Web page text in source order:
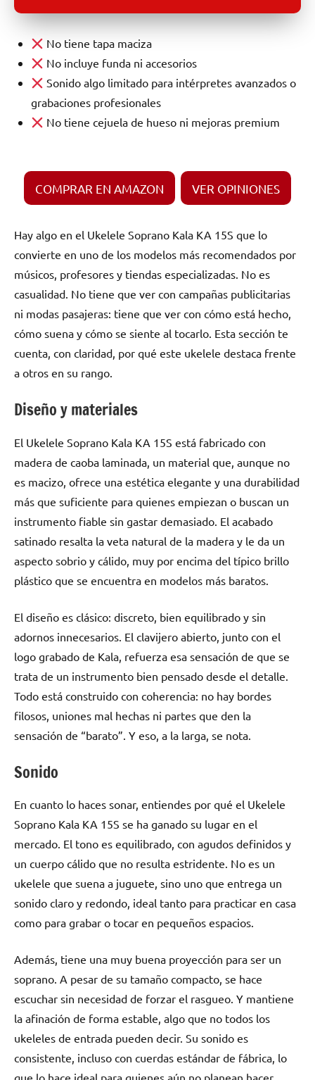
No tiene tapa maciza
No incluye funda ni accesorios
Sonido algo limitado para intérpretes avanzados o
grabaciones profesionales
No tiene cejuela de hueso ni mejoras premium
COMPRAR EN AMAZON VER OPINIONES
Hay algo en el Ukelele Soprano Kala KA 15S que lo
convierte en uno de los modelos más recomendados por
músicos, profesores y tiendas especializadas. No es
casualidad. No tiene que ver con campañas publicitarias
ni modas pasajeras: tiene que ver con cómo está hecho,
cómo suena y cómo se siente al tocarlo. Esta sección te
cuenta, con claridad, por qué este ukelele destaca frente
a otros en su rango.
Diseño y materiales
El Ukelele Soprano Kala KA 15S está fabricado con
madera de caoba laminada, un material que, aunque no
es macizo, ofrece una estética elegante y una durabilidad
más que suficiente para quienes empiezan o buscan un
instrumento fiable sin gastar demasiado. El acabado
satinado resalta la veta natural de la madera y le da un
aspecto sobrio y cálido, muy por encima del típico brillo
plástico que se encuentra en modelos más baratos.
El diseño es clásico: discreto, bien equilibrado y sin
adornos innecesarios. El clavijero abierto, junto con el
logo grabado de Kala, refuerza esa sensación de que se
trata de un instrumento bien pensado desde el detalle.
Todo está construido con coherencia: no hay bordes
filosos, uniones mal hechas ni partes que den la
sensación de “barato”. Y eso, a la larga, se nota.
Sonido
En cuanto lo haces sonar, entiendes por qué el Ukelele
Soprano Kala KA 15S se ha ganado su lugar en el
mercado. El tono es equilibrado, con agudos definidos y
un cuerpo cálido que no resulta estridente. No es un
ukelele que suena a juguete, sino uno que entrega un
sonido claro y redondo, ideal tanto para practicar en casa
como para grabar o tocar en pequeños espacios.
Además, tiene una muy buena proyección para ser un
soprano. A pesar de su tamaño compacto, se hace
escuchar sin necesidad de forzar el rasgueo. Y mantiene
la afinación de forma estable, algo que no todos los
ukeleles de entrada pueden decir. Su sonido es
consistente, incluso con cuerdas estándar de fábrica, lo